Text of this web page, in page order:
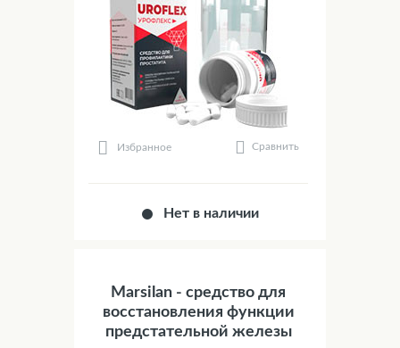
Избранное Сравнить
Нет в наличии
Marsilan - средство для
восстановления функции
предстательной железы